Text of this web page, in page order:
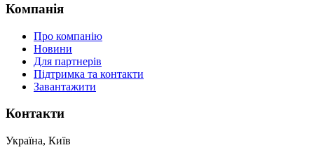
Компанія
Про компанію
Новини
Для партнерів
Підтримка та контакти
Завантажити
Контакти
Україна, Київ